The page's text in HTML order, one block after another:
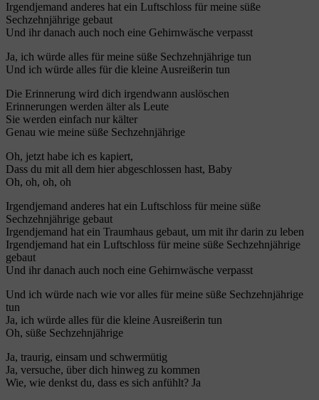
Irgendjemand anderes hat ein Luftschloss für meine süße
Sechzehnjährige gebaut
Und ihr danach auch noch eine Gehirnwäsche verpasst
Ja, ich würde alles für meine süße Sechzehnjährige tun
Und ich würde alles für die kleine Ausreißerin tun
Die Erinnerung wird dich irgendwann auslöschen
Erinnerungen werden älter als Leute
Sie werden einfach nur kälter
Genau wie meine süße Sechzehnjährige
Oh, jetzt habe ich es kapiert,
Dass du mit all dem hier abgeschlossen hast, Baby
Oh, oh, oh, oh
Irgendjemand anderes hat ein Luftschloss für meine süße
Sechzehnjährige gebaut
Irgendjemand hat ein Traumhaus gebaut, um mit ihr darin zu leben
Irgendjemand hat ein Luftschloss für meine süße Sechzehnjährige
gebaut
Und ihr danach auch noch eine Gehirnwäsche verpasst
Und ich würde nach wie vor alles für meine süße Sechzehnjährige
tun
Ja, ich würde alles für die kleine Ausreißerin tun
Oh, süße Sechzehnjährige
Ja, traurig, einsam und schwermütig
Ja, versuche, über dich hinweg zu kommen
Wie, wie denkst du, dass es sich anfühlt? Ja